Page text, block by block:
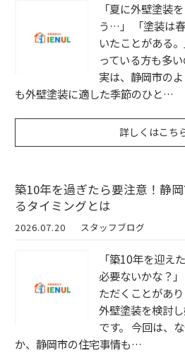
「夏に外壁塗装
う…」 「塗装は
いたことがある
っている方も多
実は、静岡市の
も外壁塗装に適した季節のひと…
詳しくはこち
築10年を過ぎたら要注意！静
るタイミングとは
2026.07.20 スタッフブログ
「築10年を迎え
必要ないかな？
ただくことがあ
外壁塗装を検討
です。 今回は、
か、静岡市の住宅事情も…